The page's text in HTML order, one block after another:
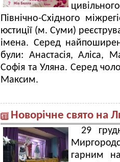
Північно-Східного
юстиції (м. Суми)
імена. Серед
були: Анастасія, Аліса,
Софія та Уляна. Серед
Максим.
Новорічне свято на
29
гарним